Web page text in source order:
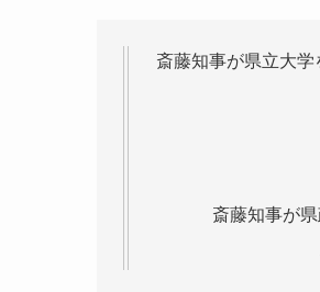
斎藤知事が県立大
斎藤知事が